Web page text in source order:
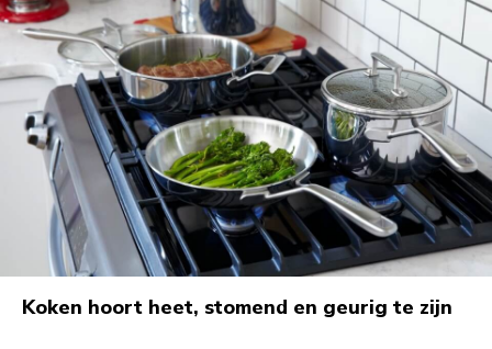
Koken hoort heet, stomend en geurig te zijn